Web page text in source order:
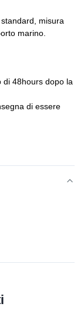
misura
marino.
di 48hours dopo la
di essere